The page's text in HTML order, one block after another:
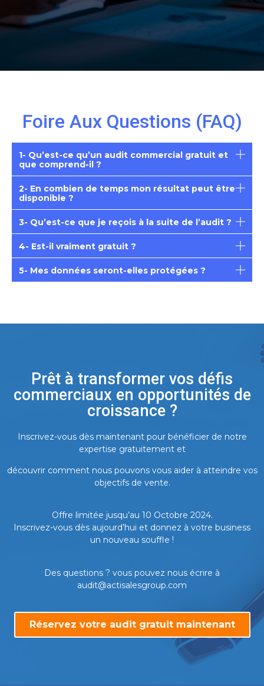
Foire Aux Questions (FAQ)
1- Qu’est-ce qu’un audit commercial gratuit et
que comprend-il ?
2- En combien de temps mon résultat peut être
disponible ?
3- Qu’est-ce que je reçois à la suite de l’audit ?
4- Est-il vraiment gratuit ?
5- Mes données seront-elles protégées ?
Prêt à transformer vos défis
commerciaux en opportunités de
croissance ?
Inscrivez-vous dès maintenant pour bénéficier de notre
expertise gratuitement et
découvrir comment nous pouvons vous aider à atteindre vos
objectifs de vente.
Offre limitée jusqu’au 10 Octobre 2024.
Inscrivez-vous dès aujourd’hui et donnez à votre business
un nouveau souffle !
Des questions ? vous pouvez nous écrire à
audit@actisalesgroup.com
Réservez votre audit gratuit maintenant